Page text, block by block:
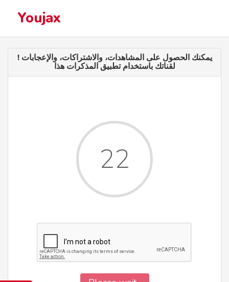
Youjax
! يمكنك الحصول على المشاهدات، والاشتراكات، والإعجابات
لقناتك باستخدام تطبيق المذكرات هذا
22